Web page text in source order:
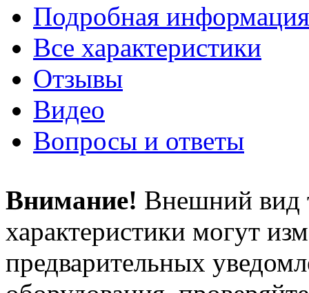
Подробная информация
Все характеристики
Отзывы
Видео
Вопросы и ответы
Внимание! Внешний вид
характеристики могут
предварительных